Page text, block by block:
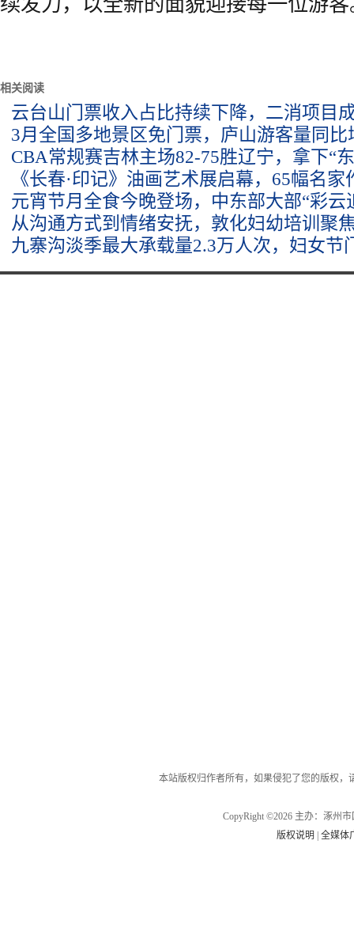
相关阅读
云台山门票收入占比持续下降，二消项目
3月全国多地景区免门票，庐山游客量同比
CBA常规赛吉林主场82-75胜辽宁，拿下“
《长春·印记》油画艺术展启幕，65幅名
元宵节月全食今晚登场，中东部大部“彩云
从沟通方式到情绪安抚，敦化妇幼培训聚
九寨沟淡季最大承载量2.3万人次，妇女节
本站版权归作者所有，如果侵犯了您的版权
CopyRight ©2026 主办：涿州
版权说明
|全媒体